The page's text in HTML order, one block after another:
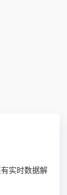
实时数据解